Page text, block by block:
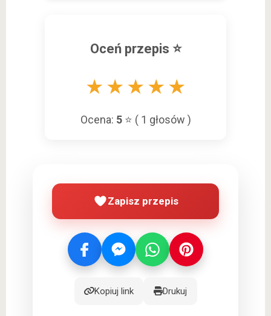
Oceń przepis ⭐
★ ★ ★ ★ ★
Ocena: 5⭐ ( 1 głosów )
Zapisz przepis
Kopiuj link Drukuj